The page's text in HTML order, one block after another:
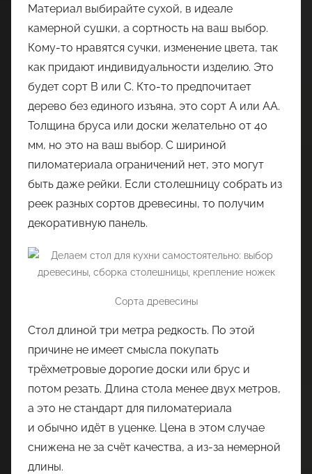
Материал выбирайте сухой, в идеале
камерной сушки, а сортность на ваш выбор.
Кому-то нравятся сучки, изменение цвета, так
как придают индивидуальности изделию. Это
будет сорт В или С. Кто-то предпочитает
дерево без единого изъяна, это сорт А или АА.
Толщина бруса или доски желательно от 40
мм, но это на ваш выбор. С шириной
пиломатериала ограничений нет, это могут
быть даже рейки. Если столешницу собрать из
реек разных сортов древесины, то получим
декоративную панель.
Сорта древесины
Стол длиной три метра редкость. По этой
причине не имеет смысла покупать
трёхметровые дорогие доски или брус и
потом резать. Длина стола менее двух метров,
а это не стандарт для пиломатериала
и обычно идёт в уценке. Цена в этом случае
снижена не за счёт качества, а из-за немерной
длины.